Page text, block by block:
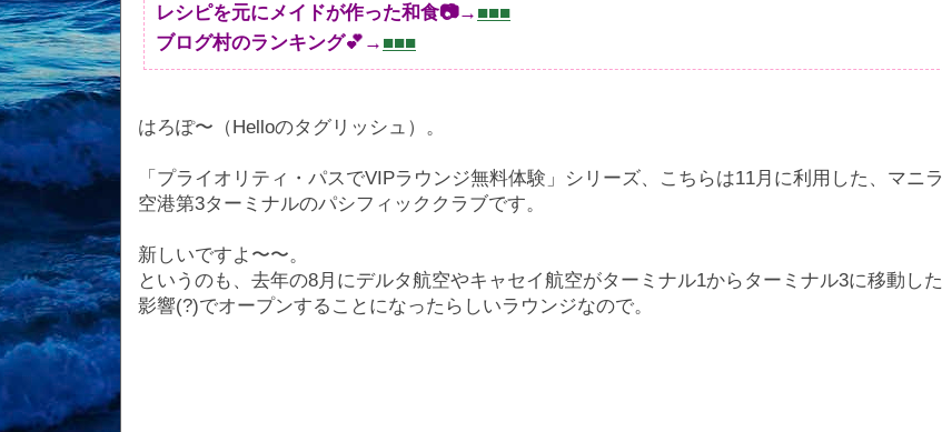
レシピを元にメイドが作った和食📷→ ■■■
ブログ村のランキング💕→ ■■■
はろぽ〜（Helloのタグリッシュ）。
「プライオリティ・パスでVIPラウンジ無料体験」シリーズ、こちらは11月に利用した、マニラ
空港第3ターミナルのパシフィッククラブです。
新しいですよ〜〜。
というのも、去年の8月にデルタ航空やキャセイ航空がターミナル1からターミナル3に移動した
影響(?)でオープンすることになったらしいラウンジなので。